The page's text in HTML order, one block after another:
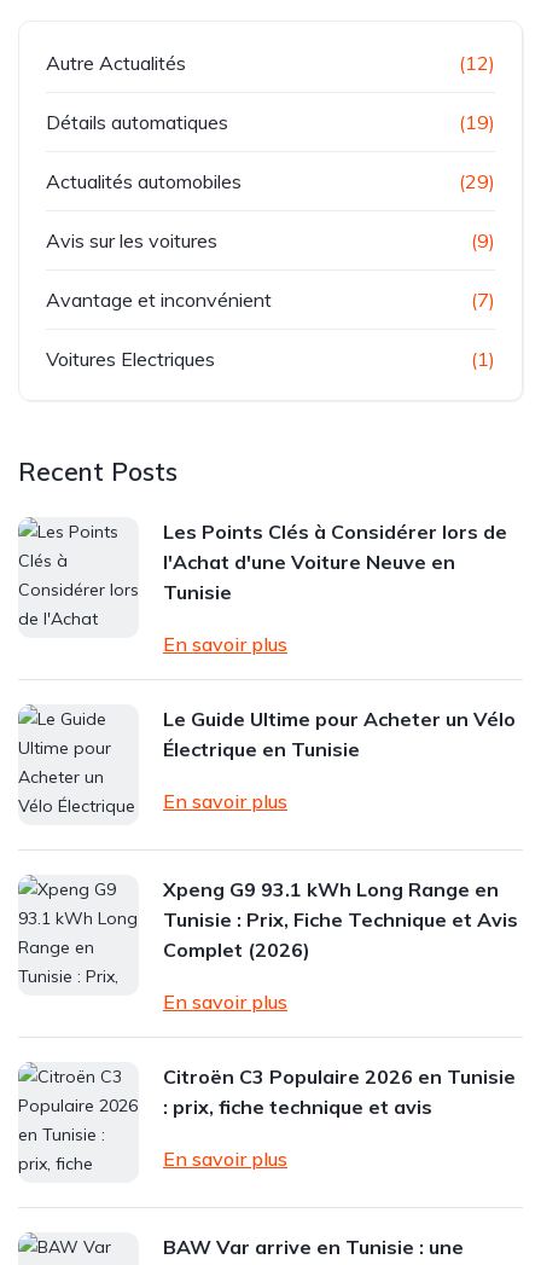
Autre Actualités (12)
Détails automatiques (19)
Actualités automobiles (29)
Avis sur les voitures (9)
Avantage et inconvénient (7)
Voitures Electriques (1)
Recent Posts
Les Points Clés à Considérer lors de
l'Achat d'une Voiture Neuve en
Tunisie
En savoir plus
Le Guide Ultime pour Acheter un Vélo
Électrique en Tunisie
En savoir plus
Xpeng G9 93.1 kWh Long Range en
Tunisie : Prix, Fiche Technique et Avis
Complet (2026)
En savoir plus
Citroën C3 Populaire 2026 en Tunisie
: prix, fiche technique et avis
En savoir plus
BAW Var arrive en Tunisie : une